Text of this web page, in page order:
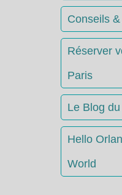
Conseils
Réserver
Paris
Le Blog
Hello
World